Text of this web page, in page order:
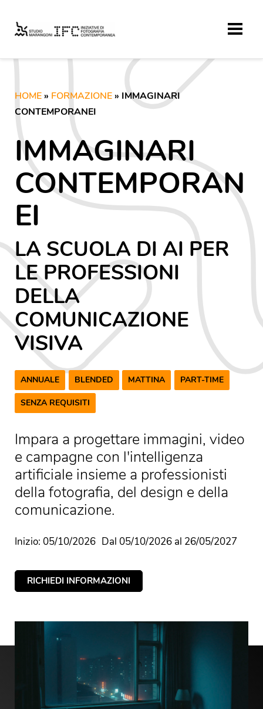
HOME » FORMAZIONE » IMMAGINARI
CONTEMPORANEI
IMMAGINARI
CONTEMPORAN
EI
LA SCUOLA DI AI PER
LE PROFESSIONI
DELLA
COMUNICAZIONE
VISIVA
ANNUALE BLENDED MATTINA PART-TIME
SENZA REQUISITI
Impara a progettare immagini, video
e campagne con l'intelligenza
artificiale insieme a professionisti
della fotografia, del design e della
comunicazione.
Inizio: 05/10/2026 Dal 05/10/2026 al 26/05/2027
RICHIEDI INFORMAZIONI